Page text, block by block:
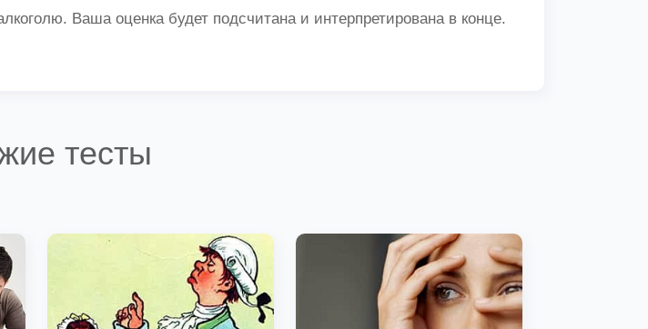
Ваша оценка будет подсчитана и интерпретирована в конце.
тесты